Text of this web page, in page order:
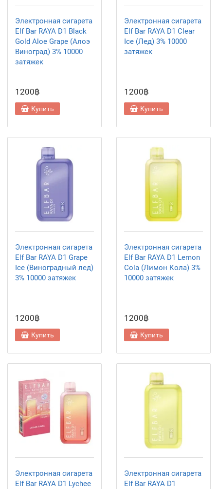
Электронная сигарета
Elf Bar RAYA D1 Black
Gold Aloe Grape (Алоэ
Виноград) 3% 10000
затяжек
1200฿
Купить
Электронная сигарета
Elf Bar RAYA D1 Clear
Ice (Лед) 3% 10000
затяжек
1200฿
Купить
Электронная сигарета
Elf Bar RAYA D1 Grape
Ice (Виноградный лед)
3% 10000 затяжек
1200฿
Купить
Электронная сигарета
Elf Bar RAYA D1 Lemon
Cola (Лимон Кола) 3%
10000 затяжек
1200฿
Купить
Электронная сигарета
Elf Bar RAYA D1 Lychee
Электронная сигарета
Elf Bar RAYA D1